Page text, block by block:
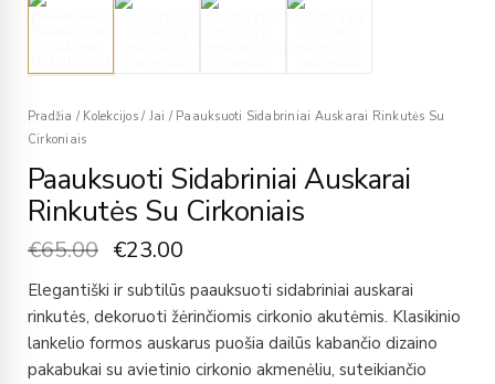
Pradžia / Kolekcijos / Jai /Paauksuoti Sidabriniai Auskarai Rinkutės Su
Cirkoniais
Paauksuoti Sidabriniai Auskarai
Rinkutės Su Cirkoniais
€65.00 €23.00
Elegantiški ir subtilūs paauksuoti sidabriniai auskarai
rinkutės, dekoruoti žėrinčiomis cirkonio akutėmis. Klasikinio
lankelio formos auskarus puošia dailūs kabančio dizaino
pakabukai su avietinio cirkonio akmenėliu, suteikiančio